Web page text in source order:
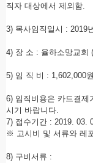
직자 대상에서 제외함.
3) 목사임직일시 : 2019
4) 장 소 : 율하소망교회 (
5) 임 직 비 : 1,602,000원
6) 임직비용은 카드결제
시기 바랍니다.
7) 접수기간 : 2019. 03.
※ 고시비 및 서류와 레
8) 구비서류 :